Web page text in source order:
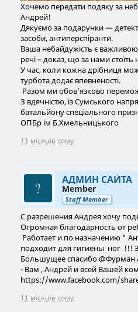
Хочемо передати подяку за
Андрей⁩!
Дякуємо за подарунки —
засоби, антиперспіранти.
Ваша небайдужість є
речі – доказ, що за нами
У час, коли кожна дрібниця
турбота додає впевненості.
Разом ми обов’язково
З вдячністю, із Сумського
батальйону спеціального
ОПБр ім Б.Хмельницького
11 місяців тому
АДМИН САЙТА
Member
Staff Member
С разрешения Андрея хочу
Огромная благодарность от
Работает и по назначению "
подходит для гигиены ног !!!
Большущее спасибо @⁨Фурман
- Вам , Андрей и всей Вашей
https://www.facebook.com/
11 місяців тому